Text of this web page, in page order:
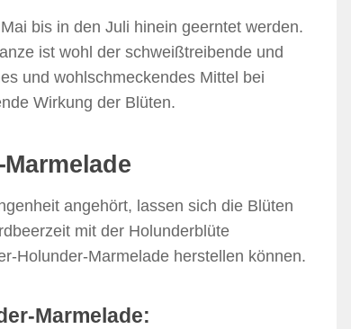
bis in den Juli hinein geerntet werden.
ist wohl der schweißtreibende und
und wohlschmeckendes Mittel bei
Wirkung der Blüten.
angehört, lassen sich die Blüten
mit der Holunderblüte
Holunder-Marmelade herstellen können.
Marmelade: